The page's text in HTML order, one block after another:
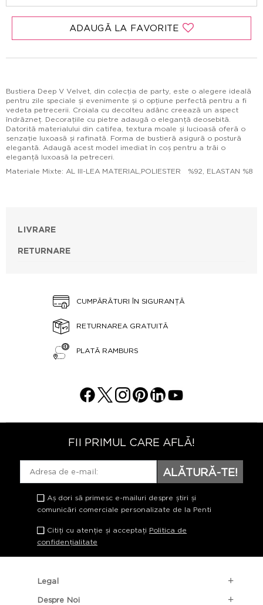
ADAUGĂ LA FAVORITE
Bustiera Deep V Velvet, din colecția de party, este o alegere ideală
pentru zile speciale și evenimente și o opțiune perfectă pentru a fi
vedeta petrecerii. Croiala cu decolteu adânc creează un aspect
îndrăzneț. Decorațiile cu pietre adaugă o eleganță deosebită.
Datorită materialului din catifea, textura moale și lucioasă oferă o
senzație luxoasă și rafinată. Forma de bustieră asigură o postură
elegantă. Adaugă acest model imediat în coș pentru a trăi o
eleganță luxoasă la petreceri.
Materiale Mixte: AL III-LEA MATERIAL,POLIESTER %92, ELASTAN %8
LIVRARE
RETURNARE
CUMPĂRĂTURI ÎN SIGURANȚĂ
RETURNAREA GRATUITĂ
PLATĂ RAMBURS
FII PRIMUL CARE AFLĂ!
ALĂTURĂ-TE!
Aș dori să primesc e-mailuri despre știri și
comunicări comerciale personalizate de la Penti
Citiți cu atenție și acceptați Politica de
confidențialitate
Legal
Despre Noi